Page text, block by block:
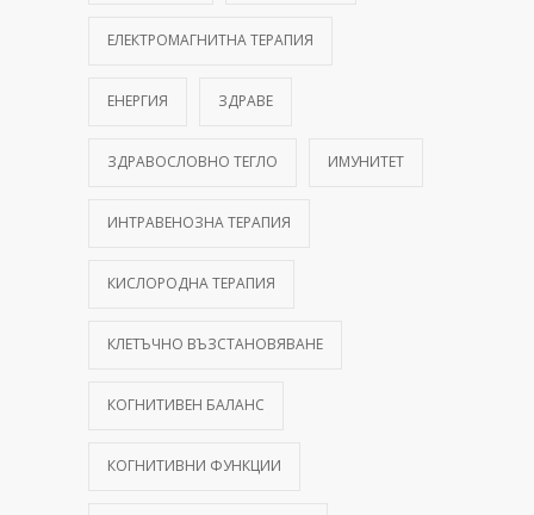
ЕЛЕКТРОМАГНИТНА ТЕРАПИЯ
ЕНЕРГИЯ ЗДРАВЕ
ЗДРАВОСЛОВНО ТЕГЛО ИМУНИТЕТ
ИНТРАВЕНОЗНА ТЕРАПИЯ
КИСЛОРОДНА ТЕРАПИЯ
КЛЕТЪЧНО ВЪЗСТАНОВЯВАНЕ
КОГНИТИВЕН БАЛАНС
КОГНИТИВНИ ФУНКЦИИ